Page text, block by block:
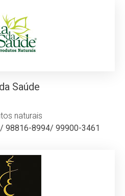
Saúde
naturais
98816-8994/ 99900-3461